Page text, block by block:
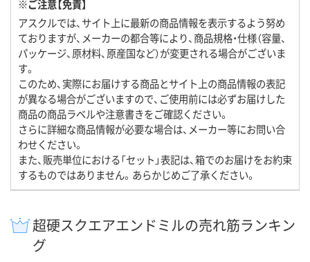
※ご注意【免責】
アスクルでは、サイト上に最新の商品情報を表示するよう努め
ておりますが、メーカーの都合等により、商品規格・仕様（容量、
パッケージ、原材料、原産国など）が変更される場合がございま
す。
このため、実際にお届けする商品とサイト上の商品情報の表記
が異なる場合がございますので、ご使用前には必ずお届けした
商品の商品ラベルや注意書きをご確認ください。
さらに詳細な商品情報が必要な場合は、メーカー等にお問い合
わせください。
また、販売単位における「セット」表記は、箱でのお届けをお約束
するものではありません。あらかじめご了承ください。
超硬スクエアエンドミルの売れ筋ランキン
グ